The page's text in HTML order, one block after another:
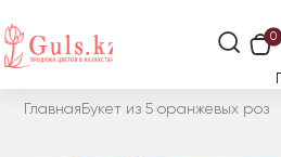
0
Главная Букет из 5 оранжевых роз